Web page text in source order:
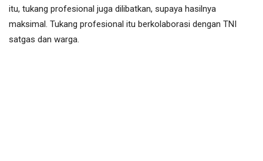
itu, tukang profesional juga dilibatkan, supaya hasilnya
maksimal. Tukang profesional itu berkolaborasi dengan TNI
satgas dan warga.